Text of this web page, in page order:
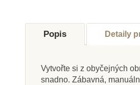
Popis Detaily
Vytvořte si z obyčejných
snadno. Zábavná,